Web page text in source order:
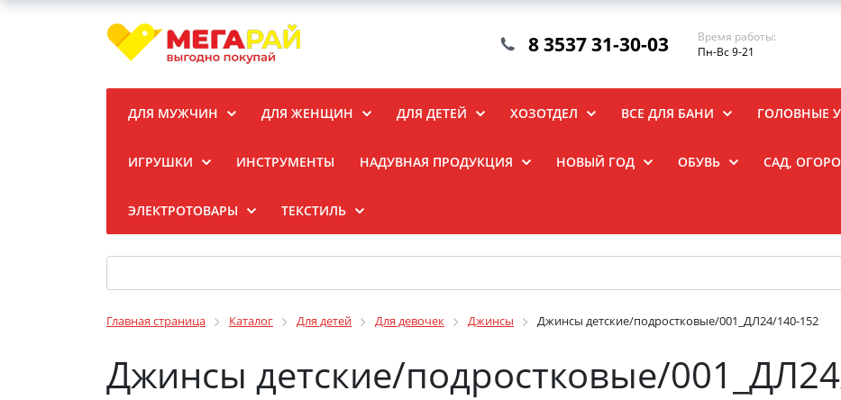
8 3537 31-30-03
Время работы:
Пн-Вс 9-21
ДЛЯ МУЖЧИН ДЛЯ ЖЕНЩИН ДЛЯ ДЕТЕЙ ХОЗОТДЕЛ ВСЕ ДЛЯ БАНИ ГОЛОВНЫЕ
ИГРУШКИ ИНСТРУМЕНТЫ НАДУВНАЯ ПРОДУКЦИЯ НОВЫЙ ГОД ОБУВЬ САД,
ЭЛЕКТРОТОВАРЫ ТЕКСТИЛЬ
Главная страница Каталог Для детей Для девочек Джинсы Джинсы детские/подростковые/001_ДЛ24/140-152
Джинсы детские/подростковые/